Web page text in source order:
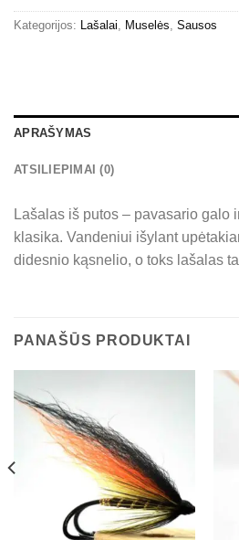
Kategorijos: Lašalai Muselės Sausos
APRAŠYMAS
ATSILIEPIMAI (0)
Lašalas iš putos – pavasario galo
klasika. Vandeniui išylant
didesnio kąsnelio, o toks lašalas
PANAŠŪS PRODUKTAI